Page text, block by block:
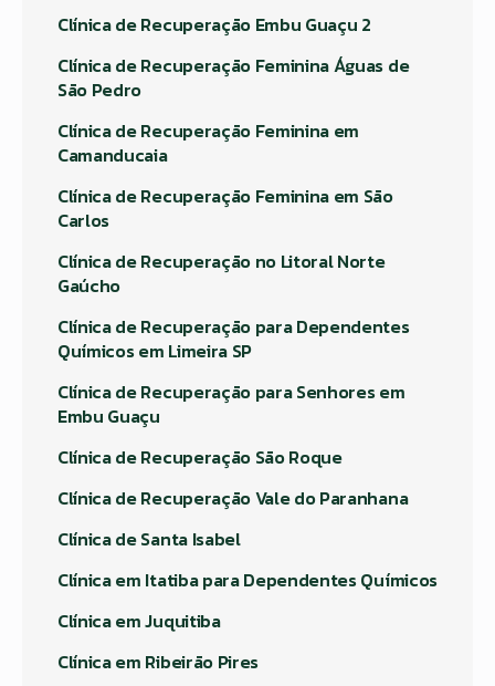
Clínica de Recuperação Embu Guaçu 2
Clínica de Recuperação Feminina Águas de
São Pedro
Clínica de Recuperação Feminina em
Camanducaia
Clínica de Recuperação Feminina em São
Carlos
Clínica de Recuperação no Litoral Norte
Gaúcho
Clínica de Recuperação para Dependentes
Químicos em Limeira SP
Clínica de Recuperação para Senhores em
Embu Guaçu
Clínica de Recuperação São Roque
Clínica de Recuperação Vale do Paranhana
Clínica de Santa Isabel
Clínica em Itatiba para Dependentes Químicos
Clínica em Juquitiba
Clínica em Ribeirão Pires